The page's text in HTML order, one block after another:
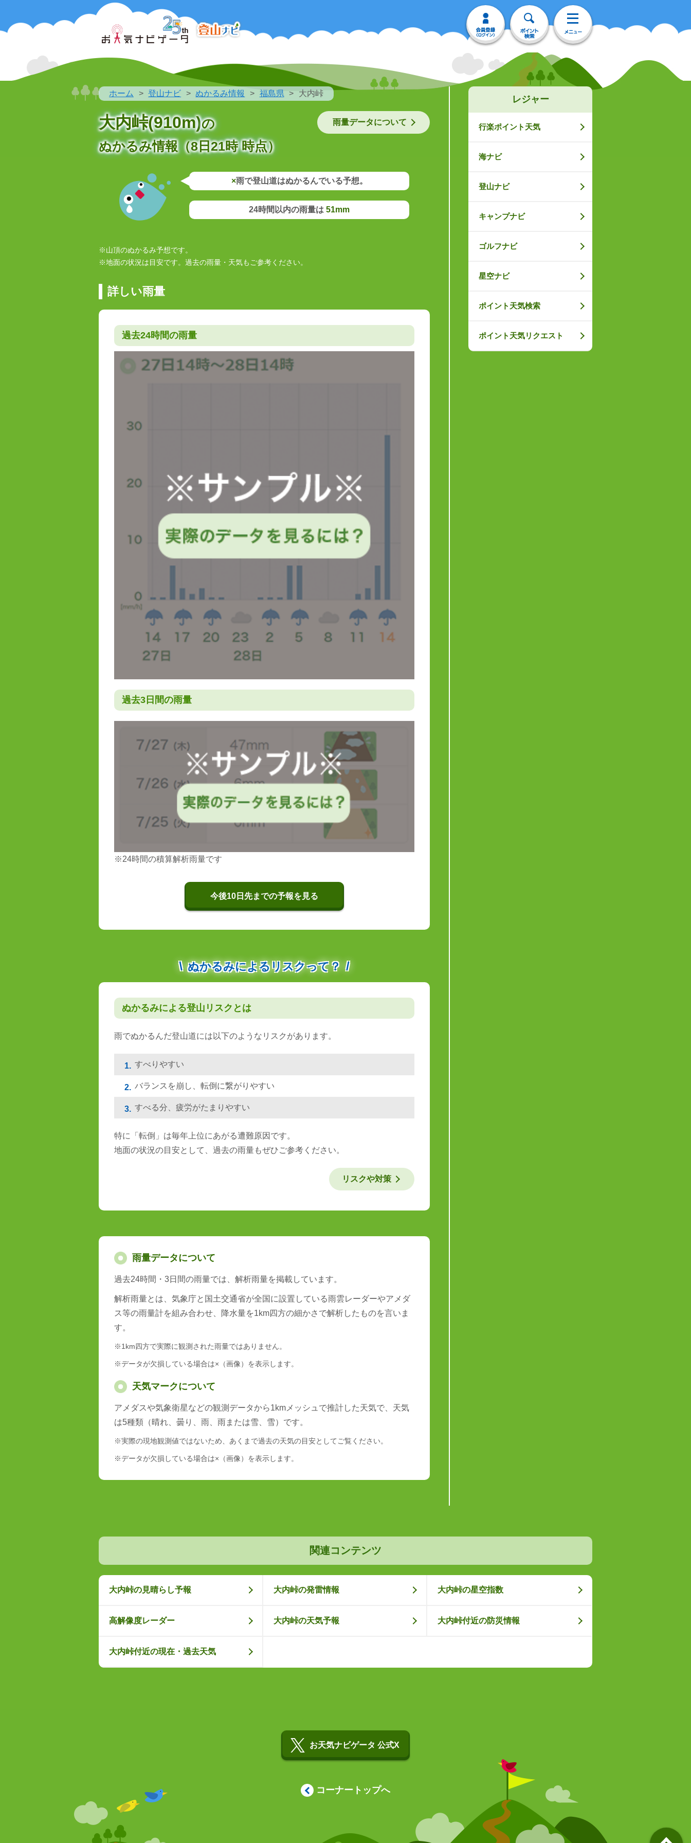
ホーム 登山ナビ ぬかるみ情報 福島県 大内峠
大内峠(910m)の
ぬかるみ情報（8日21時 時点）
雨量データについて
×雨で登山道はぬかるんでいる予想。
24時間以内の雨量は 51mm
※山頂のぬかるみ予想です。
※地面の状況は目安です。過去の雨量・天気もご参考ください。
詳しい雨量
過去24時間の雨量
過去3日間の雨量
※24時間の積算解析雨量です
今後10日先までの予報を見る
ぬかるみによるリスクって？
ぬかるみによる登山リスクとは
雨でぬかるんだ登山道には以下のようなリスクがあります。
1. すべりやすい
2. バランスを崩し、転倒に繋がりやすい
3. すべる分、疲労がたまりやすい
特に「転倒」は毎年上位にあがる遭難原因です。
地面の状況の目安として、過去の雨量もぜひご参考ください。
リスクや対策
雨量データについて
過去24時間・3日間の雨量では、解析雨量を掲載しています。
解析雨量とは、気象庁と国土交通省が全国に設置している雨雲レーダーやアメダ
ス等の雨量計を組み合わせ、降水量を1km四方の細かさで解析したものを言いま
す。
※1km四方で実際に観測された雨量ではありません。
※データが欠損している場合は×（画像）を表示します。
天気マークについて
アメダスや気象衛星などの観測データから1kmメッシュで推計した天気で、天気
は5種類（晴れ、曇り、雨、雨または雪、雪）です。
※実際の現地観測値ではないため、あくまで過去の天気の目安としてご覧ください。
※データが欠損している場合は×（画像）を表示します。
レジャー
行楽ポイント天気
海ナビ
登山ナビ
キャンプナビ
ゴルフナビ
星空ナビ
ポイント天気検索
ポイント天気リクエスト
関連コンテンツ
大内峠の見晴らし予報 大内峠の発雷情報 大内峠の星空指数
高解像度レーダー 大内峠の天気予報 大内峠付近の防災情報
大内峠付近の現在・過去天気
お天気ナビゲータ 公式X
コーナートップへ